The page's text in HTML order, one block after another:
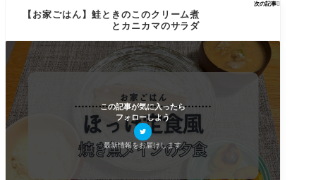
次の記事
【お家ごはん】鮭ときのこのクリーム煮
とカニカマのサラダ
この記事が気に入ったら
フォローしよう
最新情報をお届けします